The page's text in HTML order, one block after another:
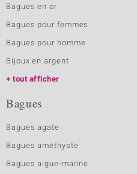
Bagues en or
Bagues pour femmes
Bagues pour homme
Bijoux en argent
tout afficher
Bagues
Bagues agate
Bagues améthyste
Bagues aigue-marine